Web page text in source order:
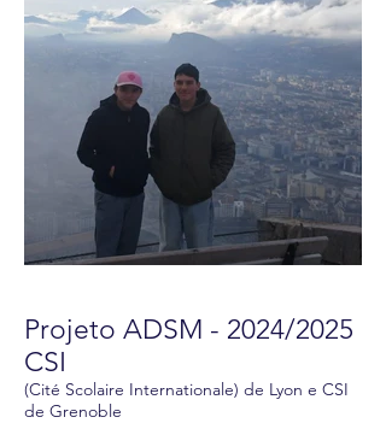
Projeto ADSM - 2024/2025
CSI
(Cité Scolaire Internationale) de Lyon e CSI
de Grenoble